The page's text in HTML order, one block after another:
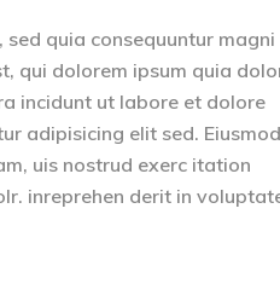
quia consequuntur magni
qui dolorem ipsum quia
incidunt ut labore et dolore
adipisicing elit sed. Eiusmod
uis nostrud exerc itation
inreprehen derit in